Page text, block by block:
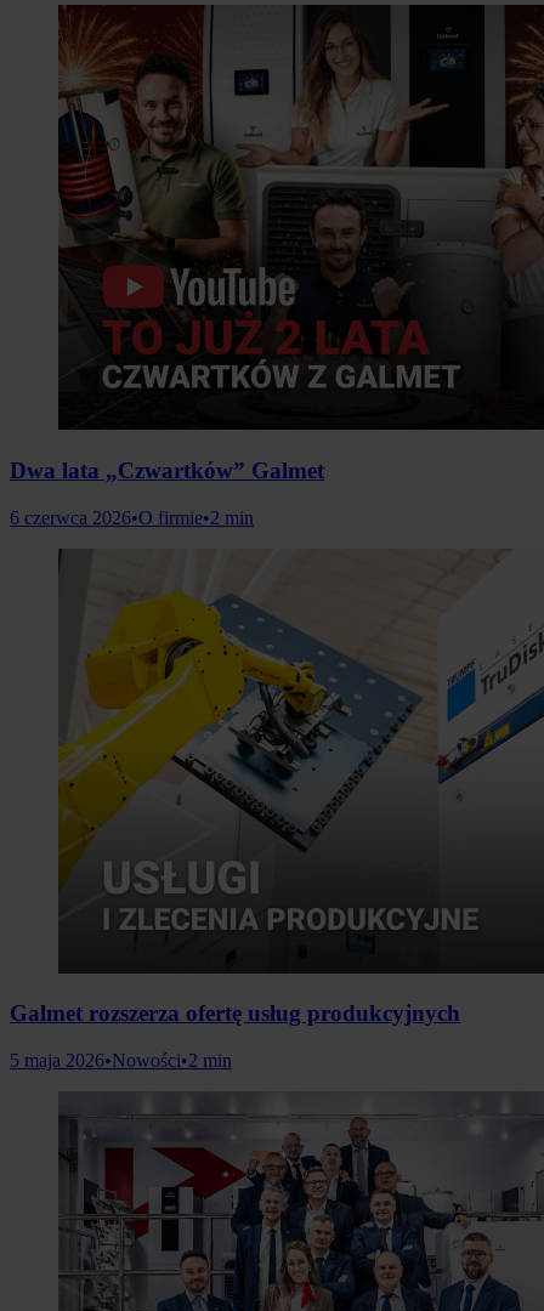
Dwa lata „Czwartków” Galmet
6 czerwca 2026•O firmie•2 min
Galmet rozszerza ofertę usług produkcyjnych
5 maja 2026•Nowości•2 min